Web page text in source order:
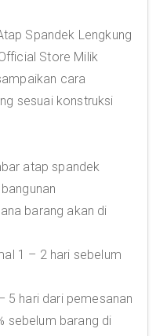
Spandek Lengkung
Store Milik
cara
sesuai konstruksi
atap spandek
barang akan di
1 – 2 hari sebelum
5 hari dari pemesanan
sebelum barang di